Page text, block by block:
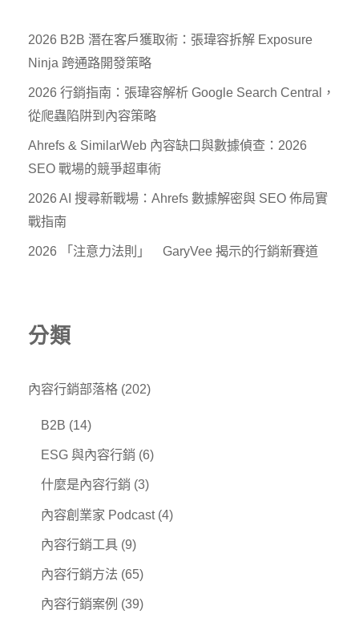
2026 B2B 潛在客戶獲取術：張瑋容拆解 Exposure
Ninja 跨通路開發策略
2026 行銷指南：張瑋容解析 Google Search Central，
從爬蟲陷阱到內容策略
Ahrefs & SimilarWeb 內容缺口與數據偵查：2026
SEO 戰場的競爭超車術
2026 AI 搜尋新戰場：Ahrefs 數據解密與 SEO 佈局實
戰指南
2026 「注意力法則」 GaryVee 揭示的行銷新賽道
分類
內容行銷部落格 (202)
B2B (14)
ESG 與內容行銷 (6)
什麼是內容行銷 (3)
內容創業家 Podcast(4)
內容行銷工具 (9)
內容行銷方法 (65)
內容行銷案例 (39)